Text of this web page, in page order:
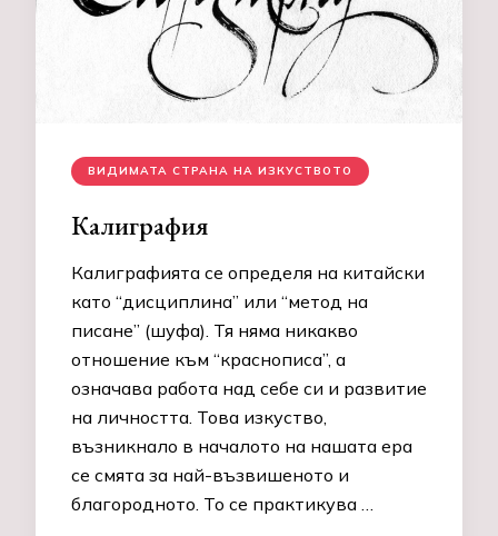
ВИДИМАТА СТРАНА НА ИЗКУСТВОТО
Калиграфия
Калиграфията се определя на китайски
като “дисциплина” или “метод на
писане” (шуфа). Тя няма никакво
отношение към “краснописа”, а
означава работа над себе си и развитие
на личността. Това изкуство,
възникнало в началото на нашата ера
се смята за най-възвишеното и
благородното. То се практикува …